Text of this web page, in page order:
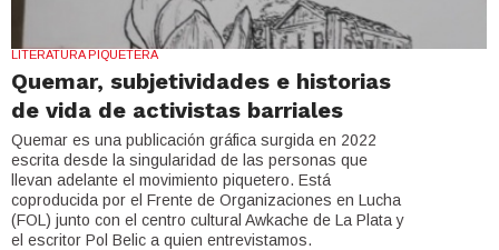
LITERATURA PIQUETERA
Quemar, subjetividades e historias
de vida de activistas barriales
Quemar es una publicación gráfica surgida en 2022
escrita desde la singularidad de las personas que
llevan adelante el movimiento piquetero. Está
coproducida por el Frente de Organizaciones en Lucha
(FOL) junto con el centro cultural Awkache de La Plata y
el escritor Pol Belic a quien entrevistamos.